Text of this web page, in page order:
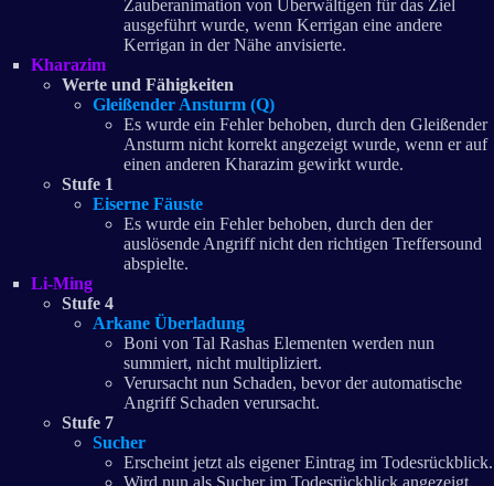
Zauberanimation von Überwältigen für das Ziel
ausgeführt wurde, wenn Kerrigan eine andere
Kerrigan in der Nähe anvisierte.
Kharazim
Werte und Fähigkeiten
Gleißender Ansturm (Q)
Es wurde ein Fehler behoben, durch den Gleißender
Ansturm nicht korrekt angezeigt wurde, wenn er auf
einen anderen Kharazim gewirkt wurde.
Stufe 1
Eiserne Fäuste
Es wurde ein Fehler behoben, durch den der
auslösende Angriff nicht den richtigen Treffersound
abspielte.
Li-Ming
Stufe 4
Arkane Überladung
Boni von Tal Rashas Elementen werden nun
summiert, nicht multipliziert.
Verursacht nun Schaden, bevor der automatische
Angriff Schaden verursacht.
Stufe 7
Sucher
Erscheint jetzt als eigener Eintrag im Todesrückblick.
Wird nun als Sucher im Todesrückblick angezeigt.